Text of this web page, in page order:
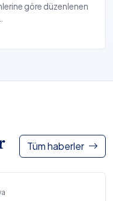
göre düzenlenen
Tüm haberler